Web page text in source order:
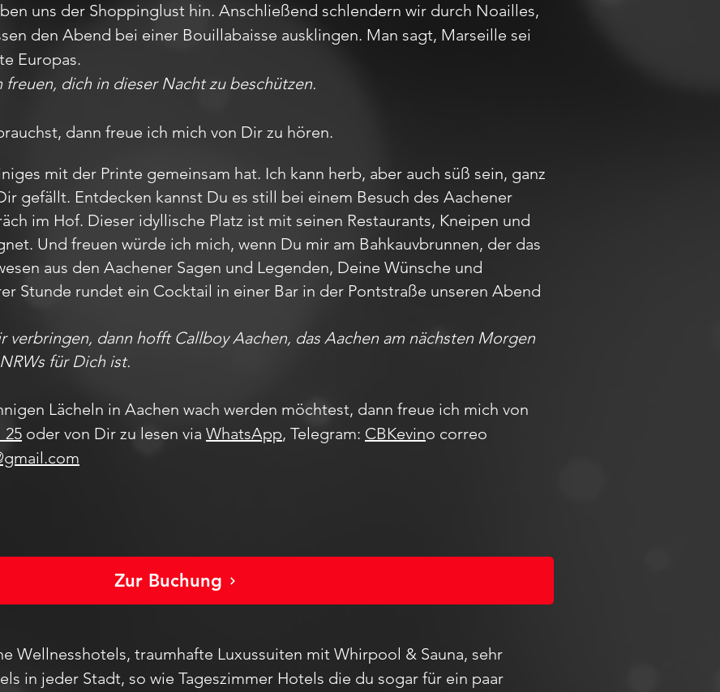
uns der Shoppinglust hin. Anschließend schlendern wir durch Noailles,
den Abend bei einer Bouillabaisse ausklingen. Man sagt, Marseille sei
Europas.
dich in dieser Nacht zu beschützen.
dann freue ich mich von Dir zu hören.
mit der Printe gemeinsam hat. Ich kann herb, aber auch süß sein, ganz
gefällt. Entdecken kannst Du es still bei einem Besuch des Aachener
im Hof. Dieser idyllische Platz ist mit seinen Restaurants, Kneipen und
Und freuen würde ich mich, wenn Du mir am Bahkauvbrunnen, der das
aus den Aachener Sagen und Legenden, Deine Wünsche und
Stunde rundet ein Cocktail in einer Bar in der Pontstraße unseren Abend
dann hofft Callboy Aachen, das Aachen am nächsten Morgen
für Dich ist.
Lächeln in Aachen wach werden möchtest, dann freue ich mich von
25 oder von Dir zu lesen via WhatsApp, Telegram: CBKevino correo
Zur Buchung
Wellnesshotels, traumhafte Luxussuiten mit Whirpool & Sauna, sehr
in jeder Stadt, so wie Tageszimmer Hotels die du sogar für ein paar